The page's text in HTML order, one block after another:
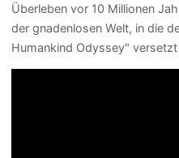
Überleben vor 10 Millionen
der gnadenlosen Welt, in die
Humankind Odyssey"